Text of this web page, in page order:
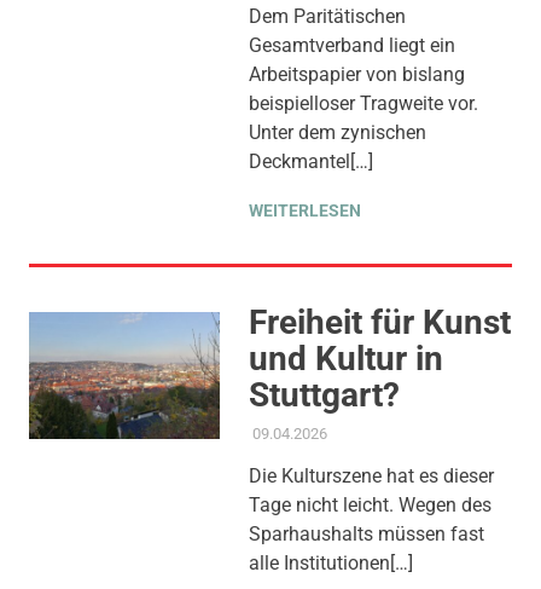
VIELFALT,KINDER JUGEND
BILDUNG,KOMMUNALE
FINANZEN
, PRESSE
PRESSEMITTEILUNG
SOZIALE SICHERUNG &
TEILHABE,THEMEN
Dem Paritätischen
Gesamtverband liegt ein
Arbeitspapier von bislang
beispielloser Tragweite vor.
Unter dem zynischen
Deckmantel[…]
WEITERLESEN
Freiheit für Kunst
und Kultur in
Stuttgart?
09.04.2026ADMIN
AKTUELLES
UND VIELFALT,KINDER
JUGEND BILDUNG,THEMEN
Die Kulturszene hat es dieser
Tage nicht leicht. Wegen des
Sparhaushalts müssen fast
alle Institutionen[…]